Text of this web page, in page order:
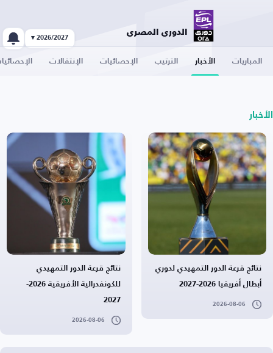
الدوري المصري
2026/2027 ▾
المباريات الأخبار الترتيب الإحصائيات الإنتقالات
الأخبار
نتائج قرعة الدور التمهيدي لدوري
أبطال أفريقيا 2026-2027
2026-08-06
نتائج قرعة الدور التمهيدي
للكونفدرالية الأفريقية 2026-
2027
2026-08-06